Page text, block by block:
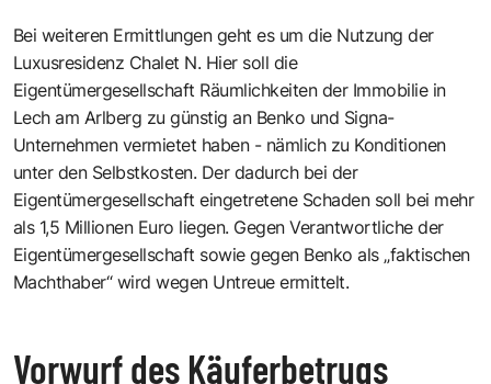
Bei weiteren Ermittlungen geht es um die Nutzung der
Luxusresidenz Chalet N. Hier soll die
Eigentümergesellschaft Räumlichkeiten der Immobilie in
Lech am Arlberg zu günstig an Benko und Signa-
Unternehmen vermietet haben - nämlich zu Konditionen
unter den Selbstkosten. Der dadurch bei der
Eigentümergesellschaft eingetretene Schaden soll bei mehr
als 1,5 Millionen Euro liegen. Gegen Verantwortliche der
Eigentümergesellschaft sowie gegen Benko als „faktischen
Machthaber“ wird wegen Untreue ermittelt.
Vorwurf des Käuferbetrugs